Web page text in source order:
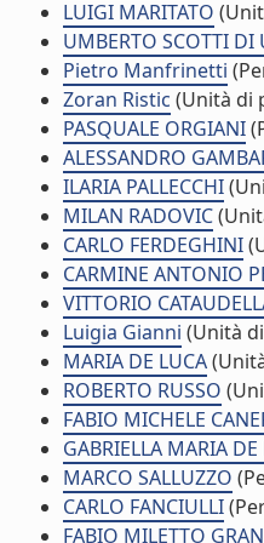
LUIGI MARITATO
UMBERTO SCOTTI DI
Pietro Manfrinetti
Zoran Ristic (Unità di
PASQUALE ORGIANI
ALESSANDRO
ILARIA PALLECCHI
MILAN RADOVIC
CARLO FERDEGHINI
CARMINE ANTONIO
VITTORIO
Luigia Gianni (Unità
MARIA DE LUCA
ROBERTO RUSSO
FABIO MICHELE
GABRIELLA MARIA DE
MARCO SALLUZZO
CARLO FANCIULLI
FABIO MILETTO